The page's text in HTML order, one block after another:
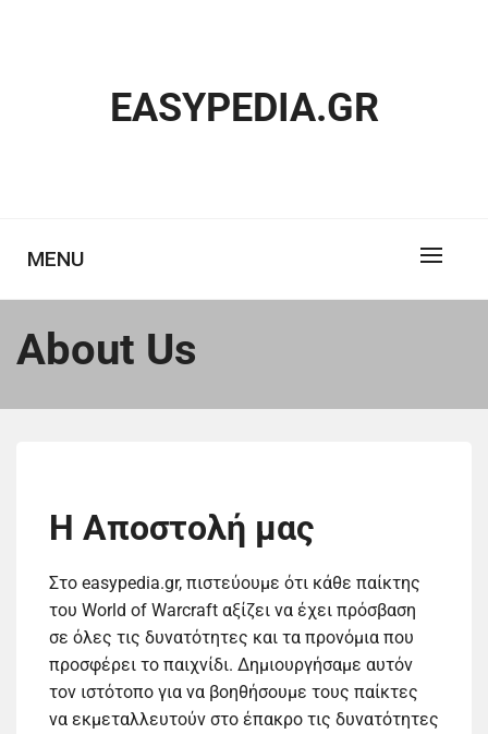
EASYPEDIA.GR
MENU
About Us
Η Αποστολή μας
Στο easypedia.gr, πιστεύουμε ότι κάθε παίκτης
του World of Warcraft αξίζει να έχει πρόσβαση
σε όλες τις δυνατότητες και τα προνόμια που
προσφέρει το παιχνίδι. Δημιουργήσαμε αυτόν
τον ιστότοπο για να βοηθήσουμε τους παίκτες
να εκμεταλλευτούν στο έπακρο τις δυνατότητες